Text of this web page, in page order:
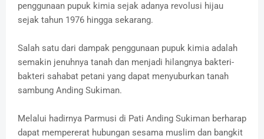
penggunaan pupuk kimia sejak adanya revolusi hijau
sejak tahun 1976 hingga sekarang.
Salah satu dari dampak penggunaan pupuk kimia adalah
semakin jenuhnya tanah dan menjadi hilangnya bakteri-
bakteri sahabat petani yang dapat menyuburkan tanah
sambung Anding Sukiman.
Melalui hadirnya Parmusi di Pati Anding Sukiman berharap
dapat mempererat hubungan sesama muslim dan bangkit